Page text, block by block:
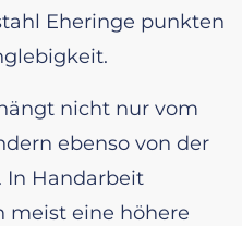
Eheringe punkten
nicht nur vom
ebenso von der
In Handarbeit
meist eine höhere